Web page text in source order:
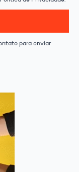
para enviar